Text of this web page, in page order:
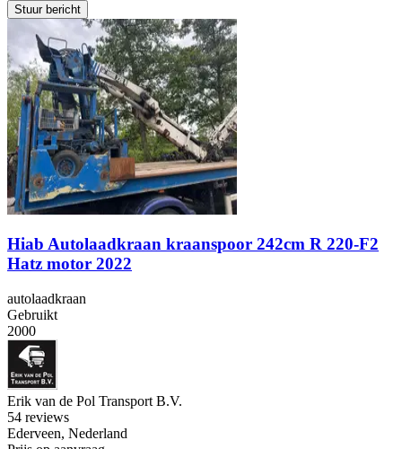
Stuur bericht
Hiab Autolaadkraan kraanspoor 242cm R 220-F2
Hatz motor 2022
autolaadkraan
Gebruikt
2000
Erik van de Pol Transport B.V.
54 reviews
Ederveen, Nederland